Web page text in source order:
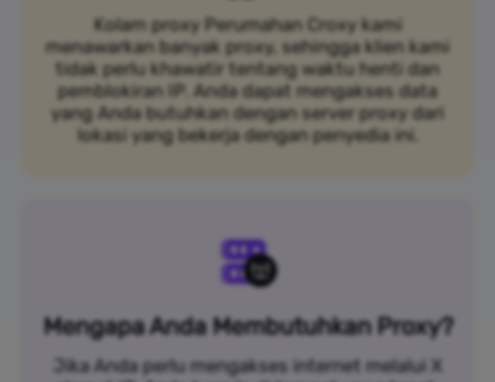
Kolam proxy Perumahan Croxy kami
menawarkan banyak proxy, sehingga klien kami
tidak perlu khawatir tentang waktu henti dan
pemblokiran IP. Anda dapat mengakses data
yang Anda butuhkan dengan server proxy dari
lokasi yang bekerja dengan penyedia ini.
Mengapa Anda Membutuhkan Proxy?
Jika Anda perlu mengakses internet melalui X